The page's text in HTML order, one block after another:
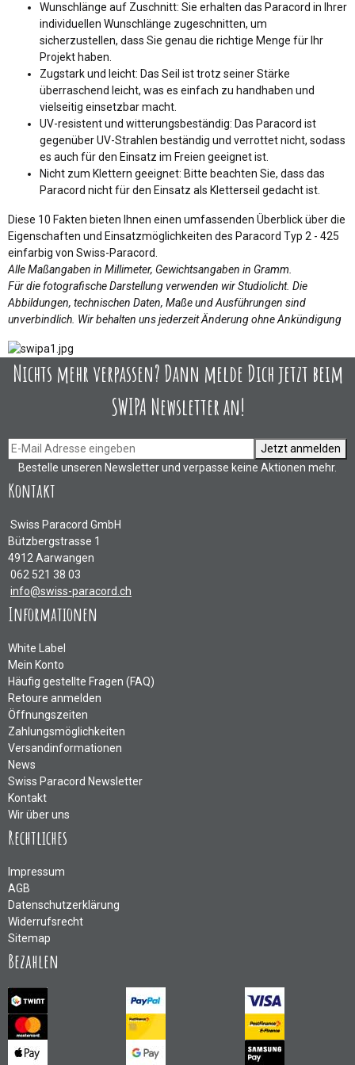
Wunschlänge auf Zuschnitt: Sie erhalten das Paracord in Ihrer
individuellen Wunschlänge zugeschnitten, um
sicherzustellen, dass Sie genau die richtige Menge für Ihr
Projekt haben.
Zugstark und leicht: Das Seil ist trotz seiner Stärke
überraschend leicht, was es einfach zu handhaben und
vielseitig einsetzbar macht.
UV-resistent und witterungsbeständig: Das Paracord ist
gegenüber UV-Strahlen beständig und verrottet nicht, sodass
es auch für den Einsatz im Freien geeignet ist.
Nicht zum Klettern geeignet: Bitte beachten Sie, dass das
Paracord nicht für den Einsatz als Kletterseil gedacht ist.
Diese 10 Fakten bieten Ihnen einen umfassenden Überblick über die
Eigenschaften und Einsatzmöglichkeiten des Paracord Typ 2 - 425
einfarbig von Swiss-Paracord.
Alle Maßangaben in Millimeter, Gewichtsangaben in Gramm.
Für die fotografische Darstellung verwenden wir Studiolicht. Die
Abbildungen, technischen Daten, Maße und Ausführungen sind
unverbindlich. Wir behalten uns jederzeit Änderung ohne Ankündigung
Nichts mehr verpassen? Dann melde Dich jetzt beim
SWIPA Newsletter an!
Jetzt anmelden
Bestelle unseren Newsletter und verpasse keine Aktionen mehr.
Kontakt
Swiss Paracord GmbH
Bützbergstrasse 1
4912 Aarwangen
062 521 38 03
info@swiss-paracord.ch
Informationen
White Label
Mein Konto
Häufig gestellte Fragen (FAQ)
Retoure anmelden
Öffnungszeiten
Zahlungsmöglichkeiten
Versandinformationen
News
Swiss Paracord Newsletter
Kontakt
Wir über uns
Rechtliches
Impressum
AGB
Datenschutzerklärung
Widerrufsrecht
Sitemap
Bezahlen